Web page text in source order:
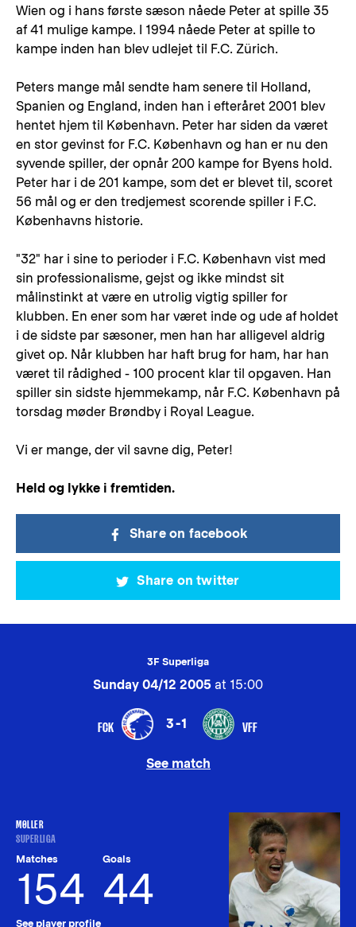
Wien og i hans første sæson nåede Peter at spille 35
af 41 mulige kampe. I 1994 nåede Peter at spille to
kampe inden han blev udlejet til F.C. Zürich.
Peters mange mål sendte ham senere til Holland,
Spanien og England, inden han i efteråret 2001 blev
hentet hjem til København. Peter har siden da været
en stor gevinst for F.C. København og han er nu den
syvende spiller, der opnår 200 kampe for Byens hold.
Peter har i de 201 kampe, som det er blevet til, scoret
56 mål og er den tredjemest scorende spiller i F.C.
Københavns historie.
"32" har i sine to perioder i F.C. København vist med
sin professionalisme, gejst og ikke mindst sit
målinstinkt at være en utrolig vigtig spiller for
klubben. En ener som har været inde og ude af holdet
i de sidste par sæsoner, men han har alligevel aldrig
givet op. Når klubben har haft brug for ham, har han
været til rådighed - 100 procent klar til opgaven. Han
spiller sin sidste hjemmekamp, når F.C. København på
torsdag møder Brøndby i Royal League.
Vi er mange, der vil savne dig, Peter!
Held og lykke i fremtiden.
Share on facebook
Share on twitter
3F Superliga
Sunday 04/12 2005 at 15:00
FCK 3-1 VFF
See match
MØLLER
SUPERLIGA
Matches
154
Goals
44
See player profile